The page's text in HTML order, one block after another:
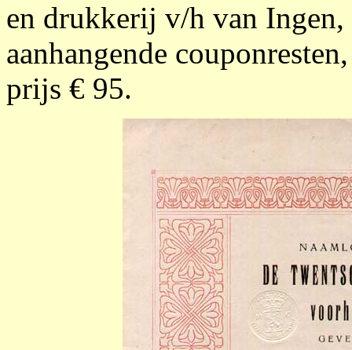
en drukkerij v/h van
aanhangende
prijs € 95.